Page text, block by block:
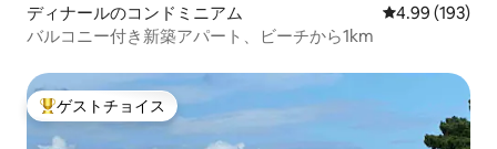
ディナールのコンドミニアム レビュー193
4.99 (193)
バルコニー付き新築アパート、ビーチから1km
大好評のゲストチョイスです。
ゲストチョイス